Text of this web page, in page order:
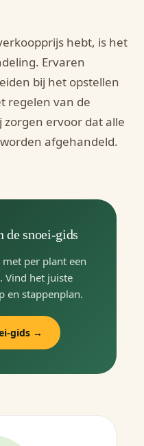
hebt, is het
Ervaren
bij het opstellen
regelen van de
ervoor dat alle
afgehandeld.
de snoei-gids
per plant een
Vind het juiste
en stappenplan.
gids →